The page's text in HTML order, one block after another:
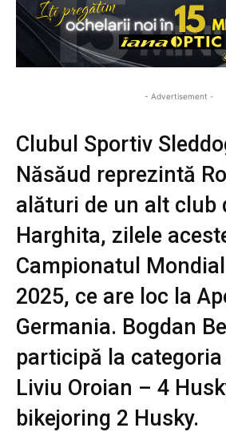
- Advertisement -
Clubul Sportiv
Năsăud reprezintă
alături de un alt club
Harghita, zilele
Campionatul
2025, ce are loc la
Germania. Bogdan
participă la
Liviu Oroian – 4
bikejoring 2 Husky.